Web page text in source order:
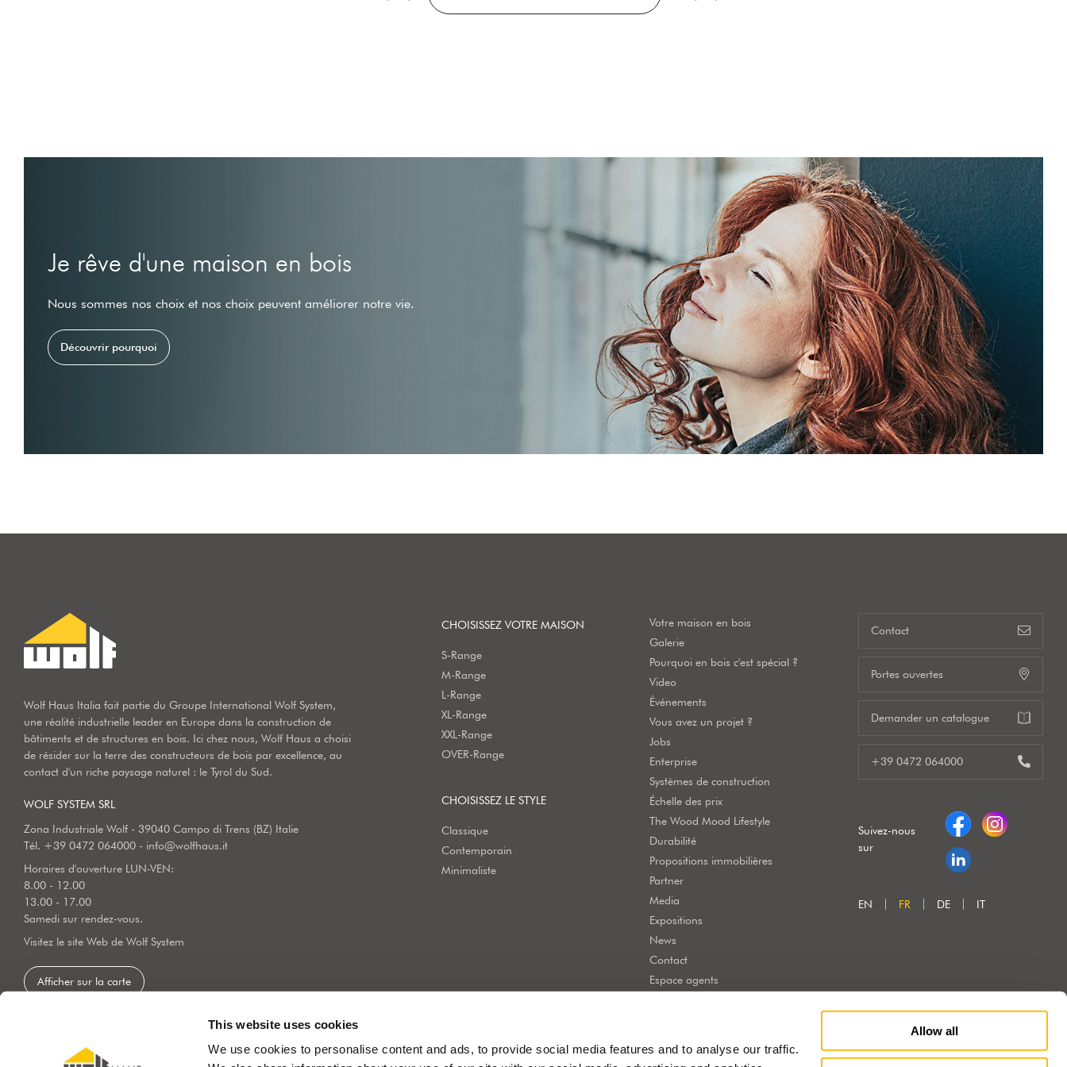
This website uses cookies
We use cookies to personalise content and ads, to provide social media features and to analyse our traffic.
Allow all
Je rêve d'une maison en bois
Nous sommes nos choix et nos choix peuvent améliorer notre vie.
Découvrir pourquoi
Wolf Haus Italia fait partie du Groupe International Wolf System,
une réalité industrielle leader en Europe dans la construction de
bâtiments et de structures en bois. Ici chez nous, Wolf Haus a choisi
de résider sur la terre des constructeurs de bois par excellence, au
contact d'un riche paysage naturel : le Tyrol du Sud.
WOLF SYSTEM SRL
Zona Industriale Wolf - 39040 Campo di Trens (BZ) Italie
Tél. +39 0472 064000 - info@wolfhaus.it
Horaires d'ouverture LUN-VEN:
8.00 - 12.00
13.00 - 17.00
Samedi sur rendez-vous.
Visitez le site Web de Wolf System
Afficher sur la carte
CHOISISSEZ VOTRE MAISON
S-Range
M-Range
L-Range
XL-Range
XXL-Range
OVER-Range
CHOISISSEZ LE STYLE
Classique
Contemporain
Minimaliste
Votre maison en bois
Galerie
Pourquoi en bois c'est spécial ?
Video
Événements
Vous avez un projet ?
Jobs
Enterprise
Systèmes de construction
Échelle des prix
The Wood Mood Lifestyle
Durabilité
Propositions immobilières
Partner
Media
Expositions
News
Contact
Espace agents
Contact
Portes ouvertes
Demander un catalogue
+39 0472 064000
Suivez-nous
sur
EN FR DE IT